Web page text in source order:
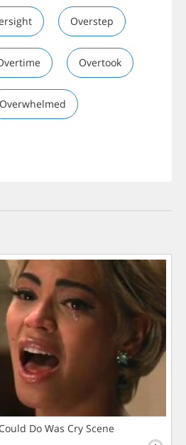
Overstep
Overtook
Overwhelmed
Do Was Cry Scene